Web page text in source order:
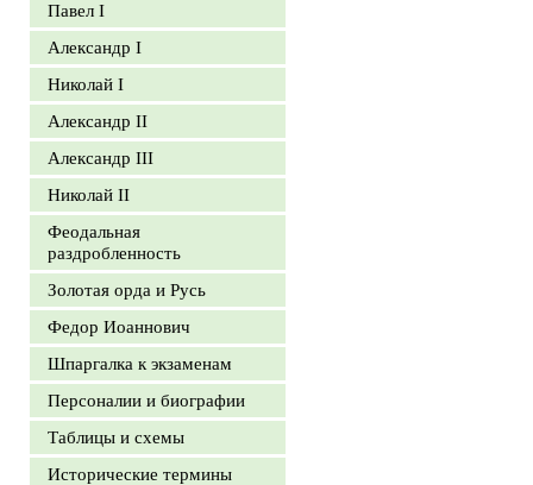
Павел I
Александр I
Николай I
Александр II
Александр III
Николай II
Феодальная
раздробленность
Золотая орда и Русь
Федор Иоаннович
Шпаргалка к экзаменам
Персоналии и биографии
Таблицы и схемы
Исторические термины